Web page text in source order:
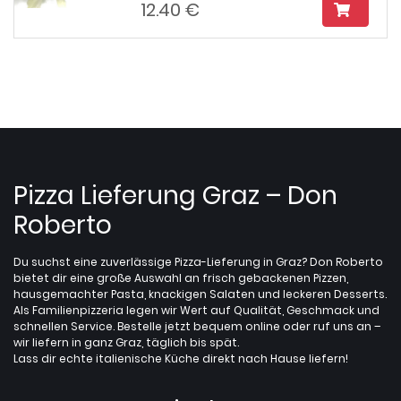
12.40 €
Pizza Lieferung Graz – Don
Roberto
Du suchst eine zuverlässige Pizza-Lieferung in Graz? Don Roberto
bietet dir eine große Auswahl an frisch gebackenen Pizzen,
hausgemachter Pasta, knackigen Salaten und leckeren Desserts.
Als Familienpizzeria legen wir Wert auf Qualität, Geschmack und
schnellen Service. Bestelle jetzt bequem online oder ruf uns an –
wir liefern in ganz Graz, täglich bis spät.
Lass dir echte italienische Küche direkt nach Hause liefern!